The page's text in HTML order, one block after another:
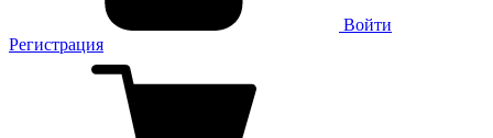
Войти
Регистрация